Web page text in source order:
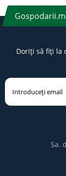
Doriți să fiți la
Sa.